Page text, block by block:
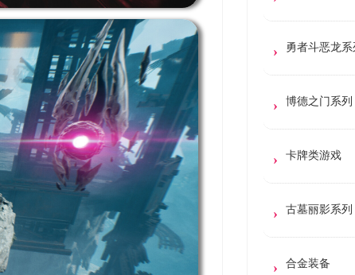
勇者斗恶龙系
博德之门系列
卡牌类游戏
古墓丽影系列
合金装备